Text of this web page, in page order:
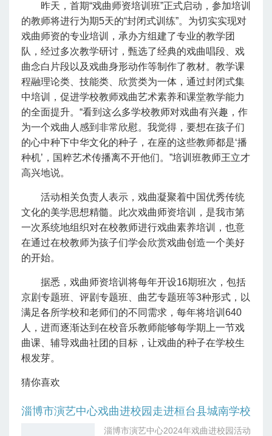
昨天，首期“戏曲师资培训班”正式启动，参加培训
的教师将进行为期5天的“封闭式训练”。为切实实现对
戏曲师资的专业培训，承办方组建了专业的教学团
队，经过多次教学研讨，甄选了经典的戏曲唱段、戏
曲念白片段以及戏曲身形动作等制作了教材。教学课
程融理论类、技能类、欣赏类为一体，通过封闭式集
中培训，促进学校教师戏曲艺术素养和课堂教学能力
的全面提升。“看到这么多学校教师对戏曲有兴趣，作
为一个戏曲人感到非常欣慰。我觉得，要想在孩子们
的心中种下中华文化的种子，在座的这些教师都是‘播
种机’，国粹艺术传播离不开他们。”培训班教师王立才
高兴地说。
活动相关负责人表示，戏曲凝聚着中国优秀传统
文化的美学思想精髓。此次戏曲师资培训，是我市第
一次系统地组织对在校教师进行戏曲素养培训，也意
在通过在校教师为孩子们学会欣赏戏曲创造一个美好
的开始。
据悉，戏曲师资培训将每年开设16期班次，包括
京剧专题班、评剧专题班、曲艺专题班等3种形式，以
满足各所学校和老师们的不同需求，每年将培训640
人，进而逐渐达到在校音乐教师能够每学期上一节戏
曲课、辅导戏曲社团的目标，让戏曲的种子在学校生
根发芽。
猜你喜欢
淄博市演艺中心戏曲进校园走进桓台县城南学校
淄博市演艺中心2024年戏曲进校园活动